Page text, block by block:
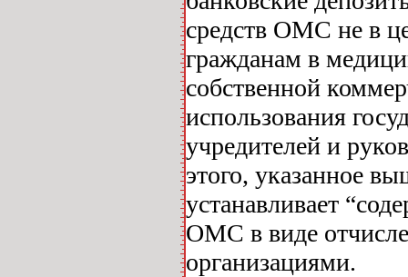
средств ОМС не в
гражданам в
собственной
использования
учредителей и
этого, указанное
устанавливает
ОМС в виде
организациями.